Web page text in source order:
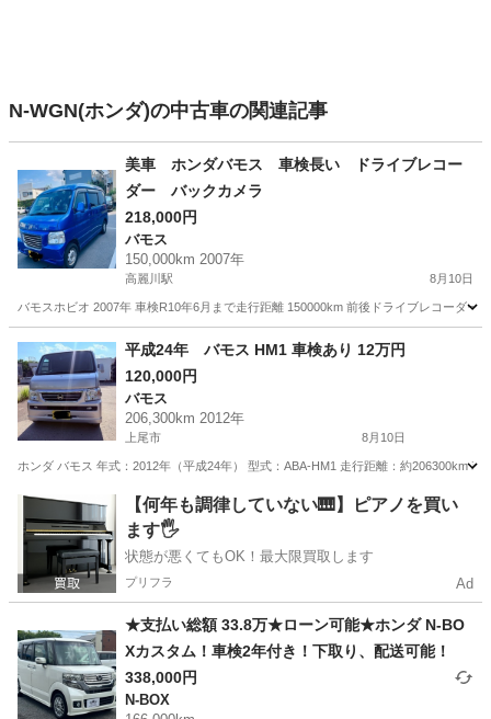
N-WGN(ホンダ)の中古車の関連記事
美車 ホンダバモス 車検長い ドライブレコー
ダー バックカメラ
218,000円
バモス
150,000km 2007年
高麗川駅 8月10日
バモスホビオ 2007年 車検R10年6月まで走行距離 150000km 前後ドライブレコーダ
埼玉 日高市 高麗川駅 バモス
平成24年 バモス HM1 車検あり 12万円
120,000円
バモス
206,300km 2012年
上尾市 8月10日
ホンダ バモス 年式：2012年（平成24年） 型式：ABA-HM1 走行距離：約206300km
埼玉 上尾市 バモス
【何年も調律していない🎹】ピアノを買い
ます🖐️
状態が悪くてもOK！最大限買取します
プリフラ Ad
★支払い総額 33.8万★ローン可能★ホンダ N-BO
Xカスタム！車検2年付き！下取り、配送可能！
338,000円
N-BOX